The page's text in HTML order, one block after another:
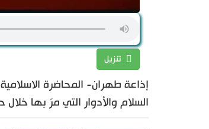
تنزيل
إذاعة طهران- المحاضرة
السلام والأدوار التي مرّ بها خلال